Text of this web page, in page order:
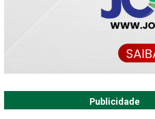
Publicidade